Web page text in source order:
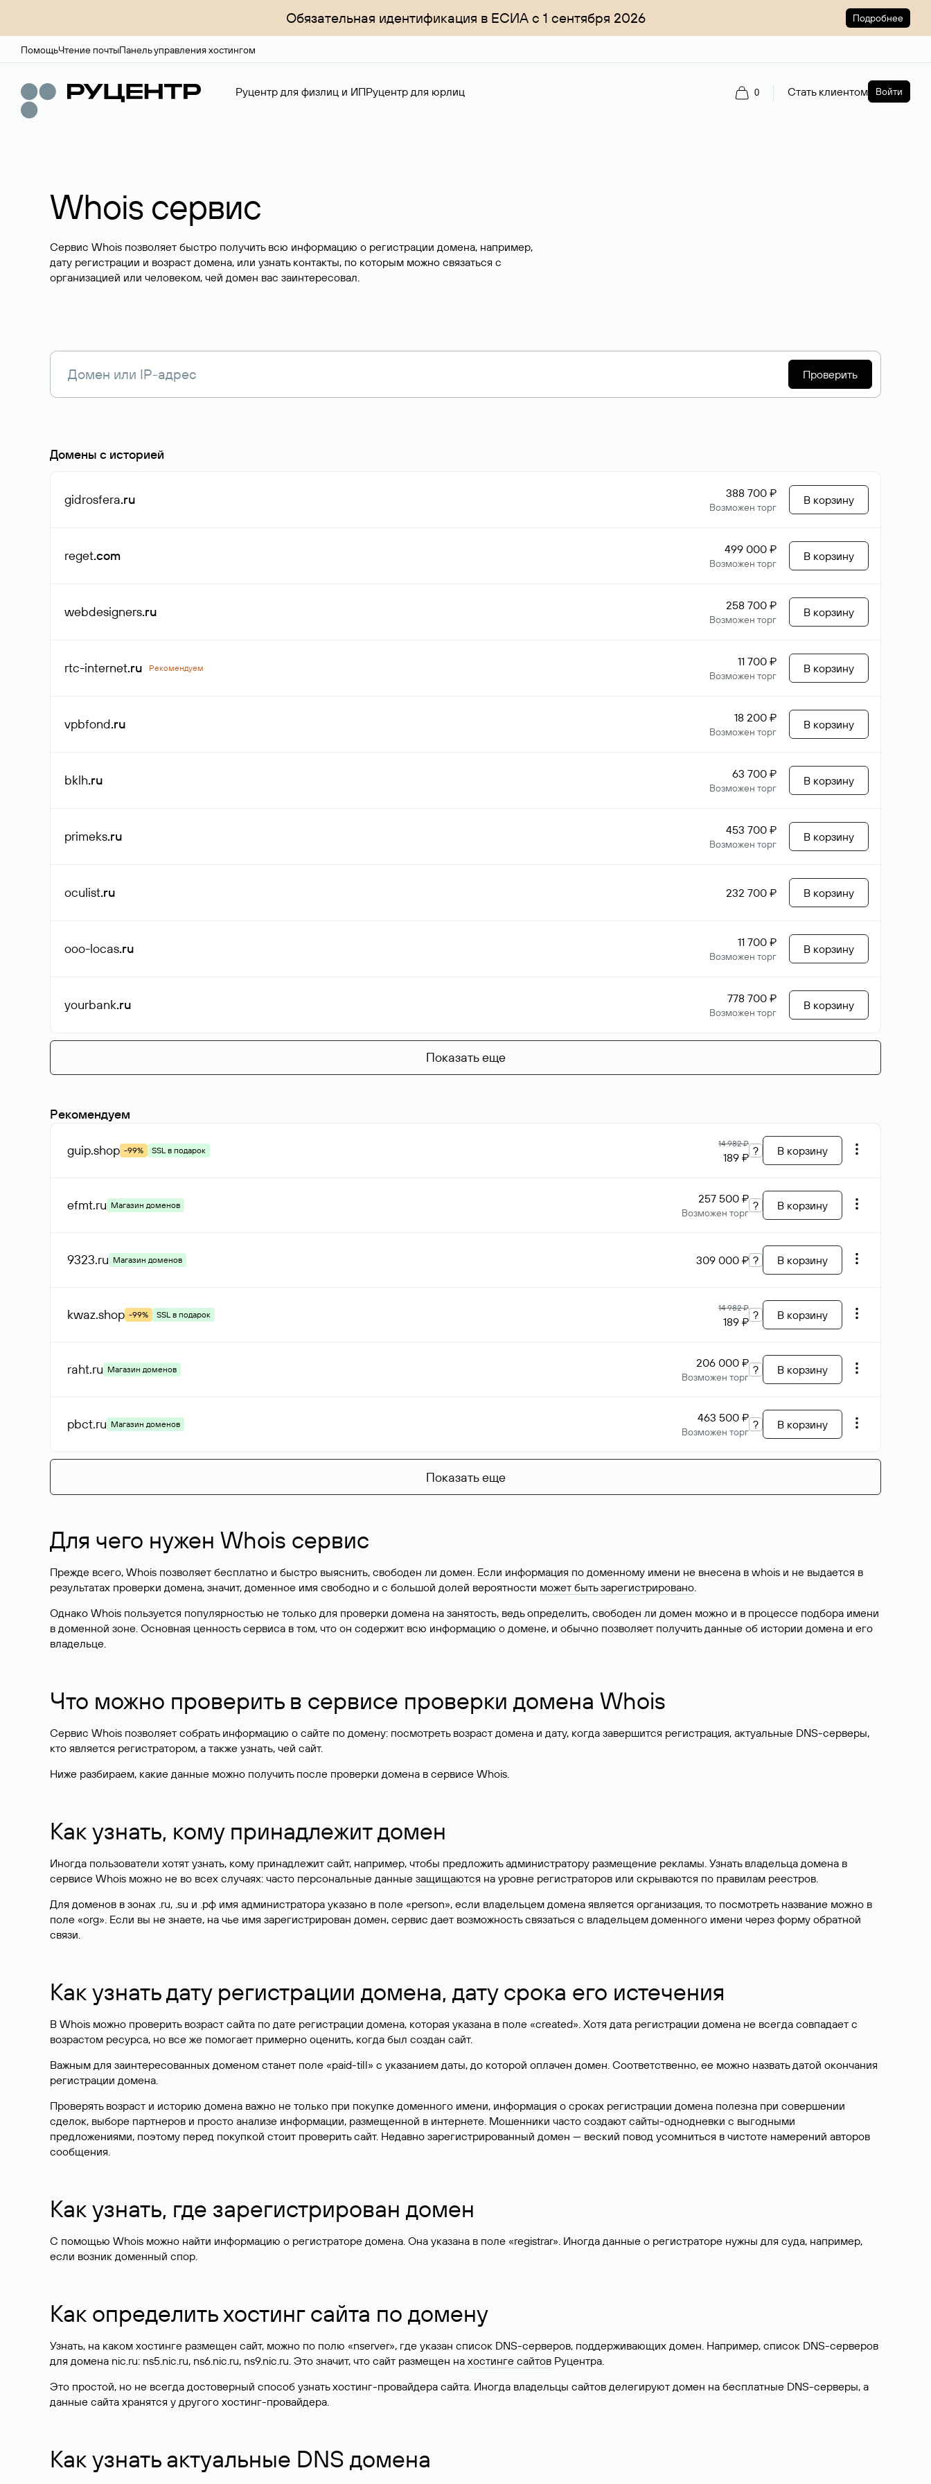
Обязательная идентификация в ЕСИА с 1 сентября 2026 Подробнее
ПомощьЧтение почтыПанель управления хостингом
Руцентр для физлиц и ИПРуцентр для юрлиц 0 Стать клиентом Войти
Whois сервис
Сервис Whois позволяет быстро получить всю информацию о регистрации домена, например,
дату регистрации и возраст домена, или узнать контакты, по которым можно связаться с
организацией или человеком, чей домен вас заинтересовал.
Проверить
Домены с историей
gidrosfera.ru 388 700 ₽
Возможен торг
В корзину
reget.com 499 000 ₽
Возможен торг
В корзину
webdesigners.ru 258 700 ₽
Возможен торг
В корзину
rtc-internet.ru Рекомендуем 11 700 ₽
Возможен торг
В корзину
vpbfond.ru 18 200 ₽
Возможен торг
В корзину
bklh.ru 63 700 ₽
Возможен торг
В корзину
primeks.ru 453 700 ₽
Возможен торг
В корзину
oculist.ru 232 700 ₽ В корзину
ooo-locas.ru 11 700 ₽
Возможен торг
В корзину
yourbank.ru 778 700 ₽
Возможен торг
В корзину
Показать еще
Рекомендуем
guip.shop -99% SSL в подарок
14 982 ₽
189 ₽ ? В корзину
efmt.ru Магазин доменов 257 500 ₽
Возможен торг
? В корзину
9323.ru Магазин доменов 309 000 ₽ ? В корзину
kwaz.shop -99% SSL в подарок
14 982 ₽
189 ₽ ? В корзину
raht.ru Магазин доменов 206 000 ₽
Возможен торг
? В корзину
pbct.ru Магазин доменов 463 500 ₽
Возможен торг
? В корзину
Показать еще
Для чего нужен Whois сервис
Прежде всего, Whois позволяет бесплатно и быстро выяснить, свободен ли домен. Если информация по доменному имени не внесена в whois и не выдается в
результатах проверки домена, значит, доменное имя свободно и с большой долей вероятности может быть зарегистрировано.
Однако Whois пользуется популярностью не только для проверки домена на занятость, ведь определить, свободен ли домен можно и в процессе подбора имени
в доменной зоне. Основная ценность сервиса в том, что он содержит всю информацию о домене, и обычно позволяет получить данные об истории домена и его
владельце.
Что можно проверить в сервисе проверки домена Whois
Сервис Whois позволяет собрать информацию о сайте по домену: посмотреть возраст домена и дату, когда завершится регистрация, актуальные DNS-серверы,
кто является регистратором, а также узнать, чей сайт.
Ниже разбираем, какие данные можно получить после проверки домена в сервисе Whois.
Как узнать, кому принадлежит домен
Иногда пользователи хотят узнать, кому принадлежит сайт, например, чтобы предложить администратору размещение рекламы. Узнать владельца домена в
сервисе Whois можно не во всех случаях: часто персональные данные защищаются на уровне регистраторов или скрываются по правилам реестров.
Для доменов в зонах .ru, .su и .рф имя администратора указано в поле «person», если владельцем домена является организация, то посмотреть название можно в
поле «org». Если вы не знаете, на чье имя зарегистрирован домен, сервис дает возможность связаться с владельцем доменного имени через форму обратной
связи.
Как узнать дату регистрации домена, дату срока его истечения
В Whois можно проверить возраст сайта по дате регистрации домена, которая указана в поле «created». Хотя дата регистрации домена не всегда совпадает с
возрастом ресурса, но все же помогает примерно оценить, когда был создан сайт.
Важным для заинтересованных доменом станет поле «paid-till» с указанием даты, до которой оплачен домен. Соответственно, ее можно назвать датой окончания
регистрации домена.
Проверять возраст и историю домена важно не только при покупке доменного имени, информация о сроках регистрации домена полезна при совершении
сделок, выборе партнеров и просто анализе информации, размещенной в интернете. Мошенники часто создают сайты-однодневки с выгодными
предложениями, поэтому перед покупкой стоит проверить сайт. Недавно зарегистрированный домен — веский повод усомниться в чистоте намерений авторов
сообщения.
Как узнать, где зарегистрирован домен
С помощью Whois можно найти информацию о регистраторе домена. Она указана в поле «registrar». Иногда данные о регистраторе нужны для суда, например,
если возник доменный спор.
Как определить хостинг сайта по домену
Узнать, на каком хостинге размещен сайт, можно по полю «nserver», где указан список DNS-серверов, поддерживающих домен. Например, список DNS-серверов
для домена nic.ru: ns5.nic.ru, ns6.nic.ru, ns9.nic.ru. Это значит, что сайт размещен на хостинге сайтов Руцентра.
Это простой, но не всегда достоверный способ узнать хостинг-провайдера сайта. Иногда владельцы сайтов делегируют домен на бесплатные DNS-серверы, а
данные сайта хранятся у другого хостинг-провайдера.
Как узнать актуальные DNS домена